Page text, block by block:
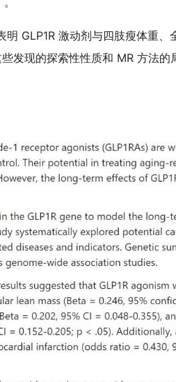
GLP1R 激动剂与四肢瘦体重
发现的探索性性质和 MR 方法